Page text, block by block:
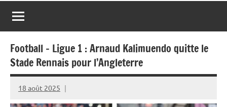
Football – Ligue 1 : Arnaud Kalimuendo quitte le
Stade Rennais pour l’Angleterre
18 août 2025
Rédaction